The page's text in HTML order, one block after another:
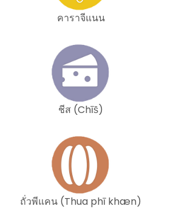
คาราจีแนน
ชีส (Chīs̄)
ถั่วพีแคน (Thua phī khæn)